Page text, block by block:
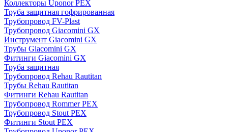
Коллекторы Uponor PEX
Труба защитная гофрированная
Трубопровод FV-Plast
Трубопровод Giacomini GX
Инструмент Giacomini GX
Трубы Giacomini GX
Фитинги Giacomini GX
Труба защитная
Трубопровод Rehau Rautitan
Трубы Rehau Rautitan
Фитинги Rehau Rautitan
Трубопровод Rommer PEX
Трубопровод Stout PEX
Фитинги Stout PEX